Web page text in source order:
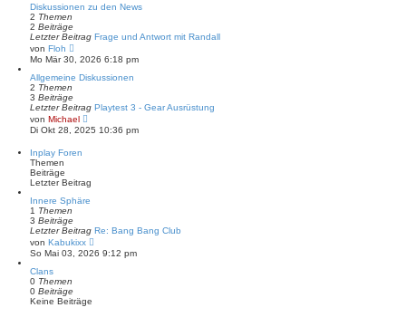
e
r
g
Diskussionen zu den News
2 Themen
2 Beiträge
Letzter Beitrag Frage und Antwort mit Randall
von Floh
u
e
e
B
e
t
g
Mo Mär 30, 2026 6:18 pm
Allgemeine Diskussionen
2 Themen
3 Beiträge
Letzter Beitrag Playtest 3 - Gear Ausrüstung
von Michael
e
u
r
e
r
a
g
Di Okt 28, 2025 10:36 pm
Inplay Foren
Themen
Beiträge
Letzter Beitrag
Innere Sphäre
1 Themen
3 Beiträge
Letzter Beitrag Re: Bang Bang Club
von Kabukixx
e
u
So Mai 03, 2026 9:12 pm
Clans
0 Themen
0 Beiträge
Keine Beiträge